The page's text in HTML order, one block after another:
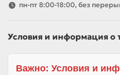
пн-пт 8:00-18:00, без
Условия и информация о
Важно: Условия и